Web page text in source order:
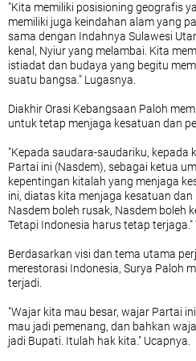
"Kita memiliki posisioning geografis
memiliki juga keindahan alam yang
sama dengan Indahnya Sulawesi
kenal, Nyiur yang melambai. Kita
istiadat dan budaya yang begitu
suatu bangsa." Lugasnya.
Diakhir Orasi Kebangsaan Paloh
untuk tetap menjaga kesatuan dan
"Kepada saudara-saudariku, kepada
Partai ini (Nasdem), sebagai ketua
kepentingan kitalah yang menjaga
ini, diatas kita menjaga kesatuan
Nasdem boleh rusak, Nasdem boleh
Tetapi Indonesia harus tetap terjaga."
Berdasarkan visi dan tema utama
merestorasi Indonesia, Surya Paloh
terjadi.
"Wajar kita mau besar, wajar Partai
mau jadi pemenang, dan bahkan
jadi Bupati. Itulah hak kita." Ucapnya.